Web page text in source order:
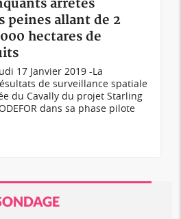
arrêtés
peines allant de 2
hectares de
17 Janvier 2019 -La
de surveillance spatiale
du Cavally du projet Starling
dans sa phase pilote